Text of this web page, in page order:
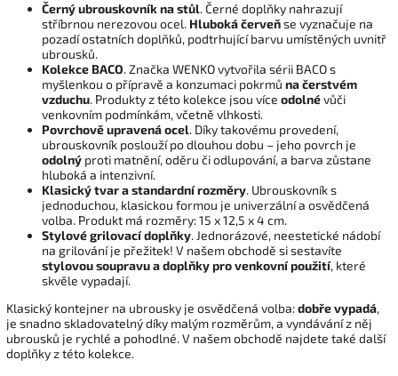
Černý ubrouskovník na stůl. Černé doplňky nahrazují
stříbrnou nerezovou ocel. Hluboká červeňse vyznačuje na
pozadí ostatních doplňků, podtrhující barvu umístěných uvnitř
ubrousků.
Kolekce BACO. Značka WENKO vytvořila sérii BACO s
myšlenkou o přípravě a konzumaci pokrmů na čerstvém
vzduchu. Produkty z této kolekce jsou více odolnévůči
venkovním podmínkám, včetně vlhkosti.
Povrchově upravená ocel. Díky takovému provedení,
ubrouskovník poslouží po dlouhou dobu – jeho povrch je
odolný proti matnění, oděru či odlupování, a barva zůstane
hluboká a intenzivní.
Klasický tvar a standardnírozměry. Ubrouskovník s
jednoduchou, klasickou formou je univerzální a osvědčená
volba. Produkt má rozměry: 15 x 12,5 x 4 cm.
Stylové grilovací doplňky. Jednorázové, neestetické nádobí
na grilování je přežitek! V našem obchodě si sestavíte
stylovou soupravu a doplňky pro venkovní použití, které
skvěle vypadají.
Klasický kontejner na ubrousky je osvědčená volba:dobře vypadá,
je snadno skladovatelný díky malým rozměrům, a vyndávání z něj
ubrousků je rychlé a pohodlné. V našem obchodě najdete také další
doplňky z této kolekce.